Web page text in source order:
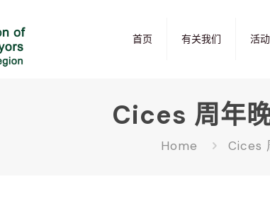
首页 有关我们 活
Cices 周年
Home Cices